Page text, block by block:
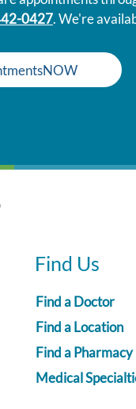
0427. We're
Find Us
Find a Doctor
Find a Location
Find a Pharmacy
Medical